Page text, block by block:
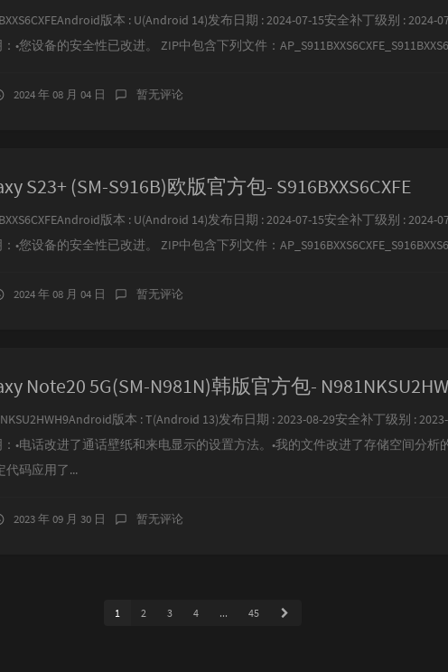
版本 : U(Android 14)发布日期 : 2024-07-15安全补丁级别 : 2024-
•您设备的安全性已改进。 ZIP中包含下列文件：
2024 年 08 月 04 日 暂无评论
S23+ (SM-S916B)欧版官方包- S916BXXS6CXFE
版本 : U(Android 14)发布日期 : 2024-07-15安全补丁级别 : 2024-
•您设备的安全性已改进。 ZIP中包含下列文件：
2024 年 08 月 04 日 暂无评论
Note20 5G(SM-N981N)韩版官方包-
版本 : T(Android 13)发布日期 : 2023-08-29安全补丁级别 :
•电话改进了通话壁纸和来电显示的设置方法。•我的文件改进了存储空间分析
代码应用了...
2023 年 09 月 30 日 暂无评论
1 2 3 4 ... 45